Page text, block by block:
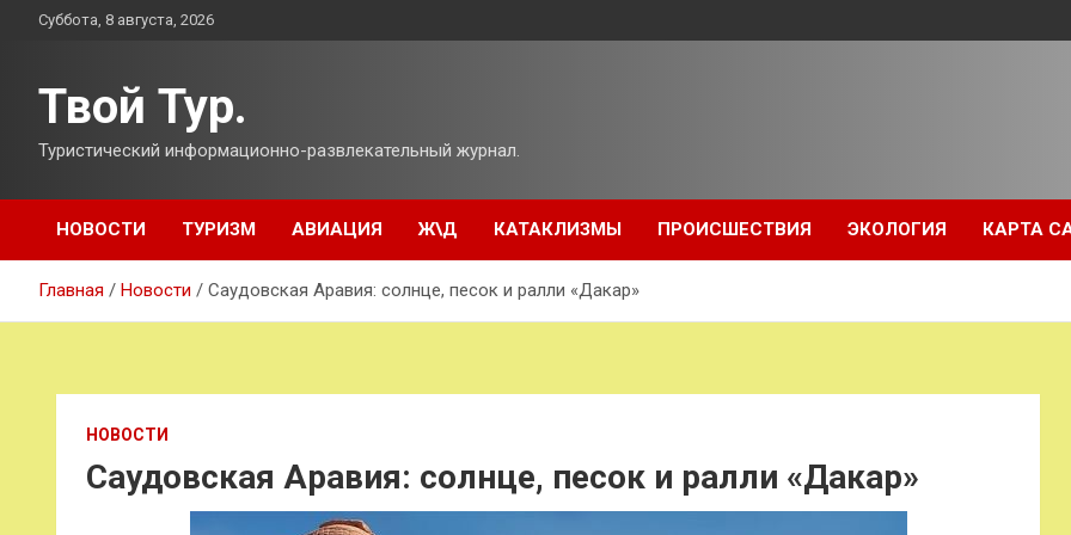
ПерейтиСуббота, 8 августа, 2026
Твой Тур.
Туристический информационно-развлекательный журнал.
НОВОСТИ ТУРИЗМ АВИАЦИЯ Ж\Д КАТАКЛИЗМЫ ПРОИСШЕСТВИЯ ЭКОЛОГИЯ КАРТА
Главная Новости Саудовская Аравия: солнце, песок и ралли «Дакар»
НОВОСТИ
Саудовская Аравия: солнце, песок и ралли «Дакар»